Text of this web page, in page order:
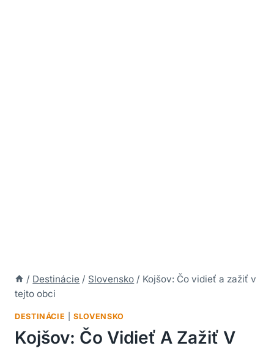
/ Destinácie / Slovensko / Kojšov: Čo vidieť a zažiť v
tejto obci
DESTINÁCIE |SLOVENSKO
Kojšov: Čo Vidieť A Zažiť V